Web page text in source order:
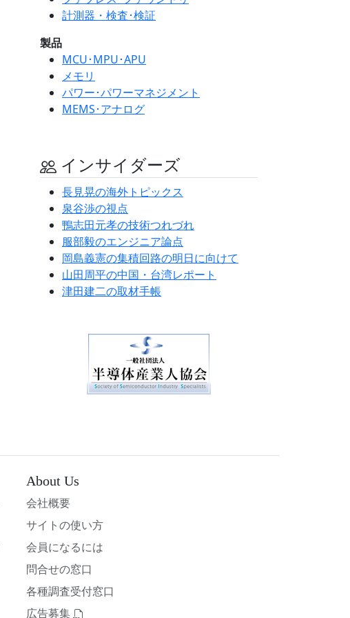
計測器・検査･検証
製品
MCU･MPU･APU
メモリ
パワー･パワーマネジメント
MEMS･アナログ
インサイダーズ
長見晃の海外トピックス
泉谷渉の視点
鴨志田元孝の技術つれづれ
服部毅のエンジニア論点
岡島義憲の集積回路の明日に向けて
山田周平の中国・台湾レポート
津田建二の取材手帳
About Us
会社概要
サイトの使い方
会員になるには
問合せの窓口
各種調査受付窓口
広告募集